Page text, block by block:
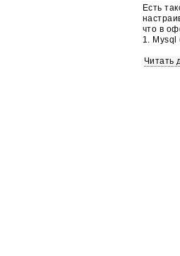
Есть
что в
1. Mysql
Читать